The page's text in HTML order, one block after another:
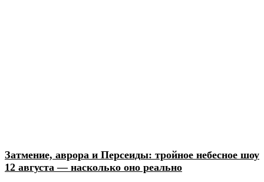
Затмение, аврора и Персеиды: тройное небесное шоу
12 августа — насколько оно реально